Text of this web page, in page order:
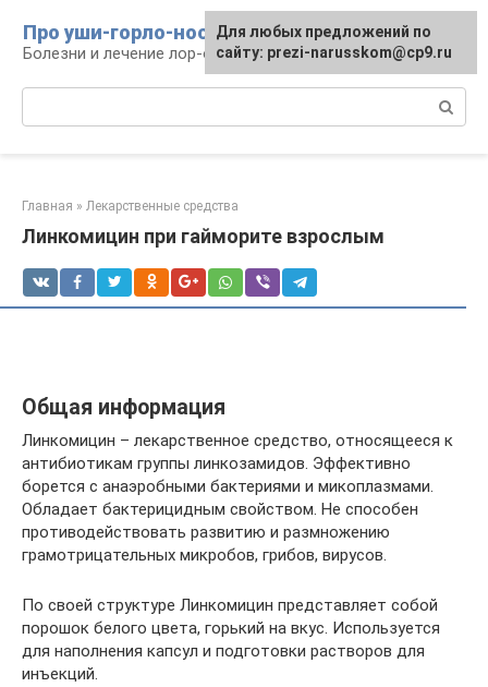
контенту
Про уши-горло-нос
Болезни и лечение лор-органов
Главная » Лекарственные средства
Линкомицин при гайморите взрослым
Общая информация
Линкомицин – лекарственное средство, относящееся к
антибиотикам группы линкозамидов. Эффективно
борется с анаэробными бактериями и микоплазмами.
Обладает бактерицидным свойством. Не способен
противодействовать развитию и размножению
грамотрицательных микробов, грибов, вирусов.
По своей структуре Линкомицин представляет собой
порошок белого цвета, горький на вкус. Используется
для наполнения капсул и подготовки растворов для
инъекций.
Для любых предложений по
сайту: prezi-narusskom@cp9.ru